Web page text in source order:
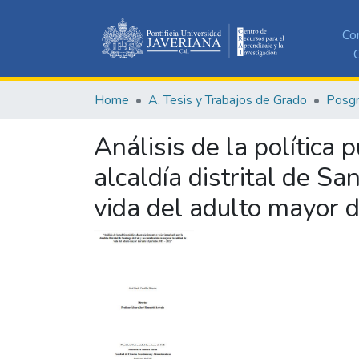
Home A. Tesis y Trabajos de Grado
Análisis de la política
alcaldía distrital de
vida del adulto mayor